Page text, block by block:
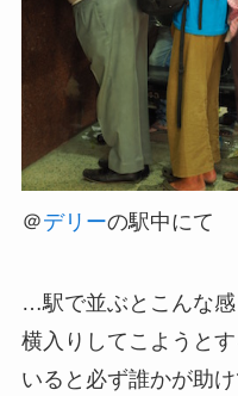
＠デリーの駅中にて
…駅で並ぶとこんな
横入りしてこようと
いると必ず誰かが助